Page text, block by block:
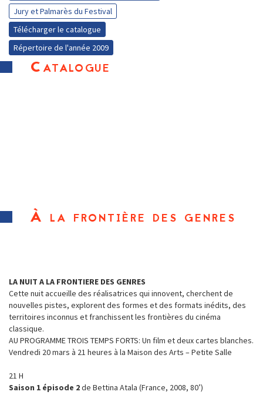
Jury et Palmarès du Festival
Télécharger le catalogue
Répertoire de l'année 2009
Catalogue
À la frontière des genres
LA NUIT A LA FRONTIERE DES GENRES
Cette nuit accueille des réalisatrices qui innovent, cherchent de
nouvelles pistes, explorent des formes et des formats inédits, des
territoires inconnus et franchissent les frontières du cinéma
classique.
AU PROGRAMME TROIS TEMPS FORTS: Un film et deux cartes blanches.
Vendredi 20 mars à 21 heures à la Maison des Arts – Petite Salle
21 H
Saison 1 épisode 2de Bettina Atala (France, 2008, 80’)